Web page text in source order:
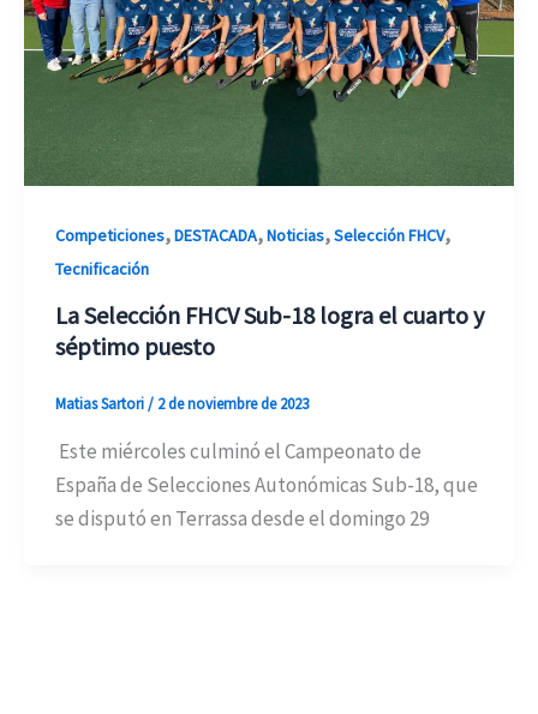
Competiciones,DESTACADA,Noticias,Selección FHCV,
Tecnificación
La Selección FHCV Sub-18 logra el cuarto y
séptimo puesto
Matias Sartori/ 2 de noviembre de 2023
Este miércoles culminó el Campeonato de
España de Selecciones Autonómicas Sub-18, que
se disputó en Terrassa desde el domingo 29